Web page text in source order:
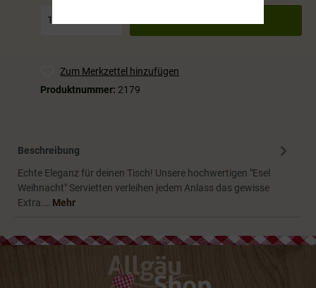
Zum Merkzettel hinzufügen
Produktnummer: 2179
Beschreibung
Echte Eleganz für deinen Tisch! Unsere hochwertigen "Esel
Weihnacht" Servietten verleihen jedem Anlass das gewisse
Extra.… Mehr